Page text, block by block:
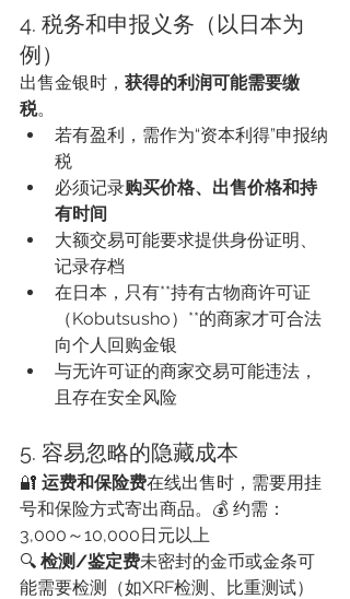
4. 税务和申报义务（以日本为
例）
出售金银时， 获得的利润可能需要缴
税。
若有盈利，需作为“资本利得”申报纳
税
必须记录购买价格、出售价格和持
有时间
大额交易可能要求提供身份证明、
记录存档
在日本，只有**持有古物商许可证
（Kobutsusho）**的商家才可合法
向个人回购金银
与无许可证的商家交易可能违法，
且存在安全风险
5. 容易忽略的隐藏成本
🔐 运费和保险费在线出售时，需要用挂
号和保险方式寄出商品。💰 约需：
3,000～10,000日元以上
🔍 检测/鉴定费未密封的金币或金条可
能需要检测（如XRF检测、比重测试）